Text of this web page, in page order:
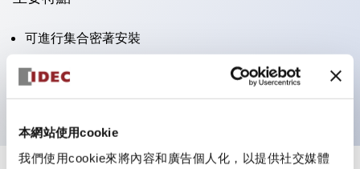
本網站使用cookie
我們使用cookie來將內容和廣告個人化，以提供社交媒體
可進行集合密著安裝
附鎖選擇開關採用高安全性的彈子鎖結構
防護結構為IP65（IEC60529）